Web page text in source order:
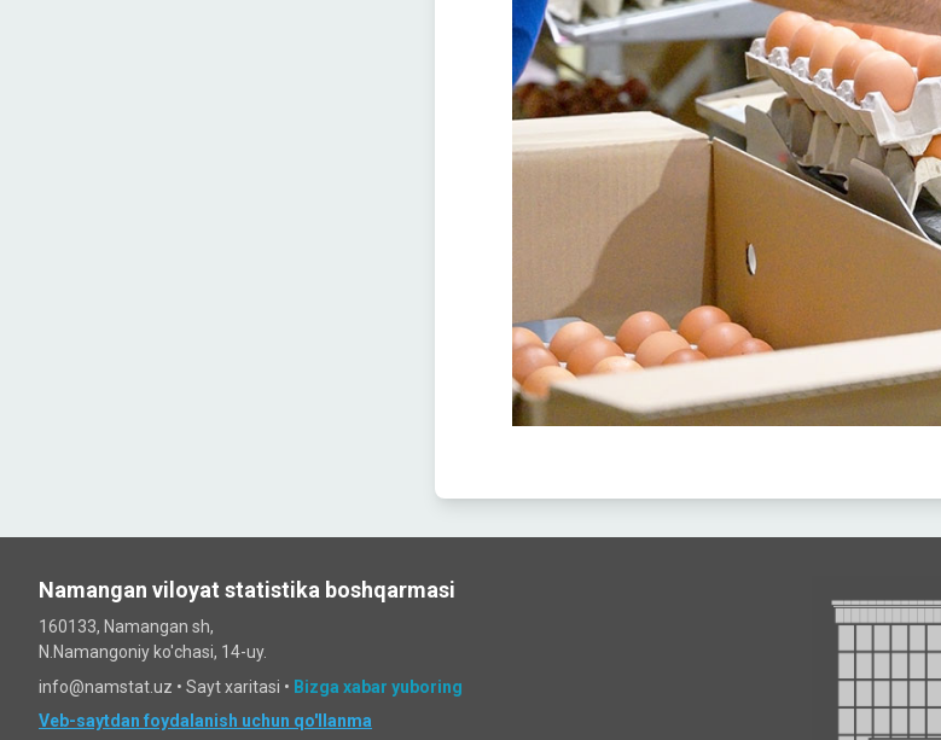
Namangan viloyat statistika boshqarmasi
160133, Namangan sh,
N.Namangoniy ko'chasi, 14-uy.
info@namstat.uz • Sayt xaritasi • Bizga xabar yuboring
Veb-saytdan foydalanish uchun qo'llanma